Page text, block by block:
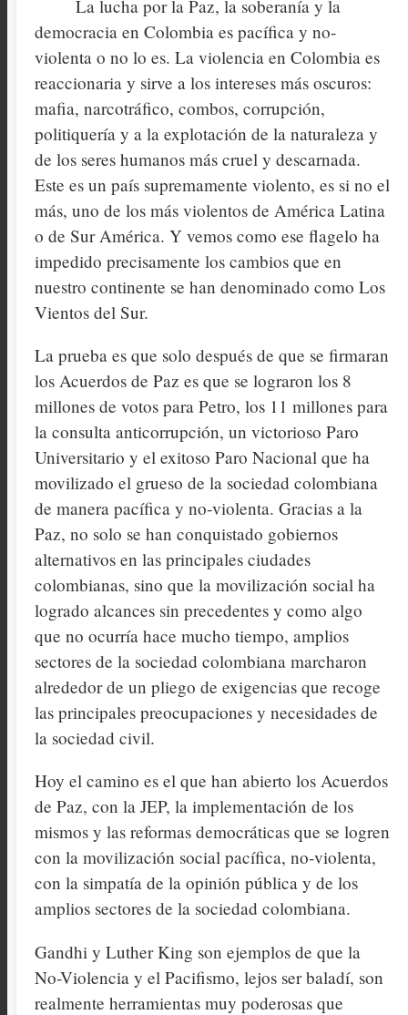
La lucha por la Paz, la soberanía y la
democracia en Colombia es pacífica y no-
violenta o no lo es. La violencia en Colombia es
reaccionaria y sirve a los intereses más oscuros:
mafia, narcotráfico, combos, corrupción,
politiquería y a la explotación de la naturaleza y
de los seres humanos más cruel y descarnada.
Este es un país supremamente violento, es si no el
más, uno de los más violentos de América Latina
o de Sur América. Y vemos como ese flagelo ha
impedido precisamente los cambios que en
nuestro continente se han denominado como Los
Vientos del Sur.
La prueba es que solo después de que se firmaran
los Acuerdos de Paz es que se lograron los 8
millones de votos para Petro, los 11 millones para
la consulta anticorrupción, un victorioso Paro
Universitario y el exitoso Paro Nacional que ha
movilizado el grueso de la sociedad colombiana
de manera pacífica y no-violenta. Gracias a la
Paz, no solo se han conquistado gobiernos
alternativos en las principales ciudades
colombianas, sino que la movilización social ha
logrado alcances sin precedentes y como algo
que no ocurría hace mucho tiempo, amplios
sectores de la sociedad colombiana marcharon
alrededor de un pliego de exigencias que recoge
las principales preocupaciones y necesidades de
la sociedad civil.
Hoy el camino es el que han abierto los Acuerdos
de Paz, con la JEP, la implementación de los
mismos y las reformas democráticas que se logren
con la movilización social pacífica, no-violenta,
con la simpatía de la opinión pública y de los
amplios sectores de la sociedad colombiana.
Gandhi y Luther King son ejemplos de que la
No-Violencia y el Pacifismo, lejos ser baladí, son
realmente herramientas muy poderosas que